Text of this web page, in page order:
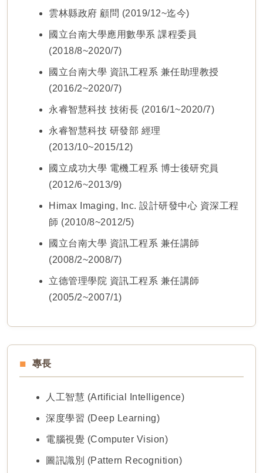
雲林縣政府 顧問 (2019/12~迄今)
國立台南大學應用數學系 課程委員
(2018/8~2020/7)
國立台南大學 資訊工程系 兼任助理教授
(2016/2~2020/7)
永睿智慧科技 技術長 (2016/1~2020/7)
永睿智慧科技 研發部 經理
(2013/10~2015/12)
國立成功大學 電機工程系 博士後研究員
(2012/6~2013/9)
Himax Imaging, Inc. 設計研發中心 資深工程
師 (2010/8~2012/5)
國立台南大學 資訊工程系 兼任講師
(2008/2~2008/7)
立德管理學院 資訊工程系 兼任講師
(2005/2~2007/1)
專長
人工智慧 (Artificial Intelligence)
深度學習 (Deep Learning)
電腦視覺 (Computer Vision)
圖訊識別 (Pattern Recognition)